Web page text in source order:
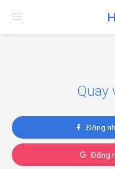
Quay
Đăng
Đăng